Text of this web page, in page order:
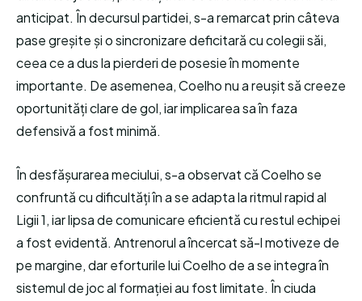
anticipat. În decursul partidei, s-a remarcat prin câteva
pase greșite și o sincronizare deficitară cu colegii săi,
ceea ce a dus la pierderi de posesie în momente
importante. De asemenea, Coelho nu a reușit să creeze
oportunități clare de gol, iar implicarea sa în faza
defensivă a fost minimă.
În desfășurarea meciului, s-a observat că Coelho se
confruntă cu dificultăți în a se adapta la ritmul rapid al
Ligii 1, iar lipsa de comunicare eficientă cu restul echipei
a fost evidentă. Antrenorul a încercat să-l motiveze de
pe margine, dar eforturile lui Coelho de a se integra în
sistemul de joc al formației au fost limitate. În ciuda